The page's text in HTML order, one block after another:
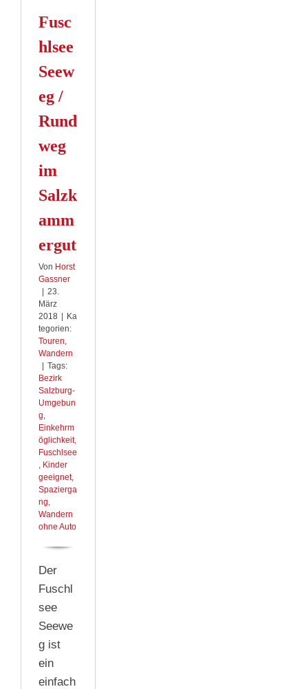
Fusc
hlsee
Seew
eg /
Rund
weg
im
Salzk
amm
ergut
Von Horst
Gassner
| 23.
März
2018 | Ka
tegorien:
Touren
Wandern
| Tags:
Bezirk
Salzburg-
Umgebun
g
Einkehrm
öglichkeit,
Fuschlsee
Kinder
geeignet,
Spazierga
ng
Wandern
ohne Auto
Der
Fuschl
see
Seewe
g ist
ein
einfach